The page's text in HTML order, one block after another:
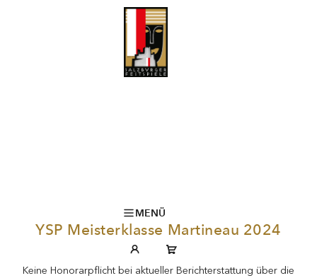
MENÜ
YSP Meisterklasse Martineau 2024
Keine Honorarpflicht bei aktueller Berichterstattung über die